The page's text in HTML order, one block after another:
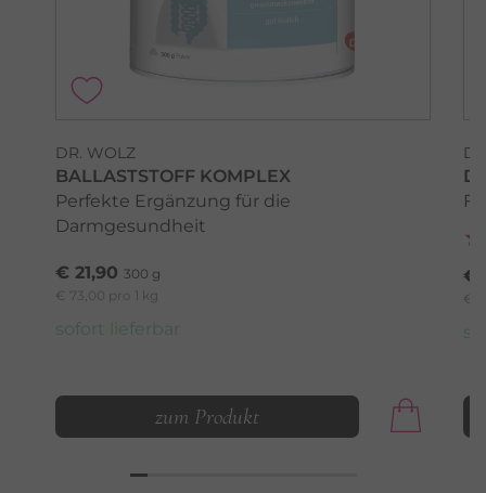
DR. WOLZ
BALLASTSTOFF KOMPLEX
Perfekte Ergänzung für die
Darmgesundheit
€ 21,90 300 g
€ 73,00 pro 1 kg
sofort lieferbar
zum Produkt
€
€